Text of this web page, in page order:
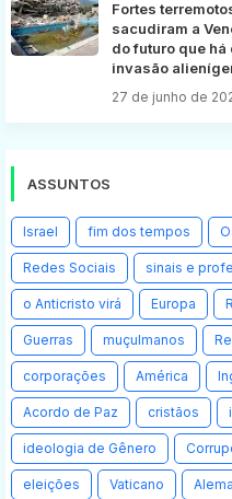
Fortes
sacudiram a
do futuro que
invasão
27 de junho de
ASSUNTOS
Israel fim dos tempos
Redes Sociais sinais e
o Anticristo virá Europa
Guerras muçulmanos
corporações América
Acordo de Paz cristãos
ideologia de Gênero
eleições Vaticano